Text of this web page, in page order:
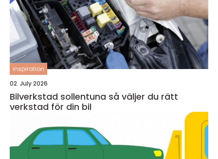
inspiration
02. July 2026
Bilverkstad sollentuna så väljer du rätt
verkstad för din bil